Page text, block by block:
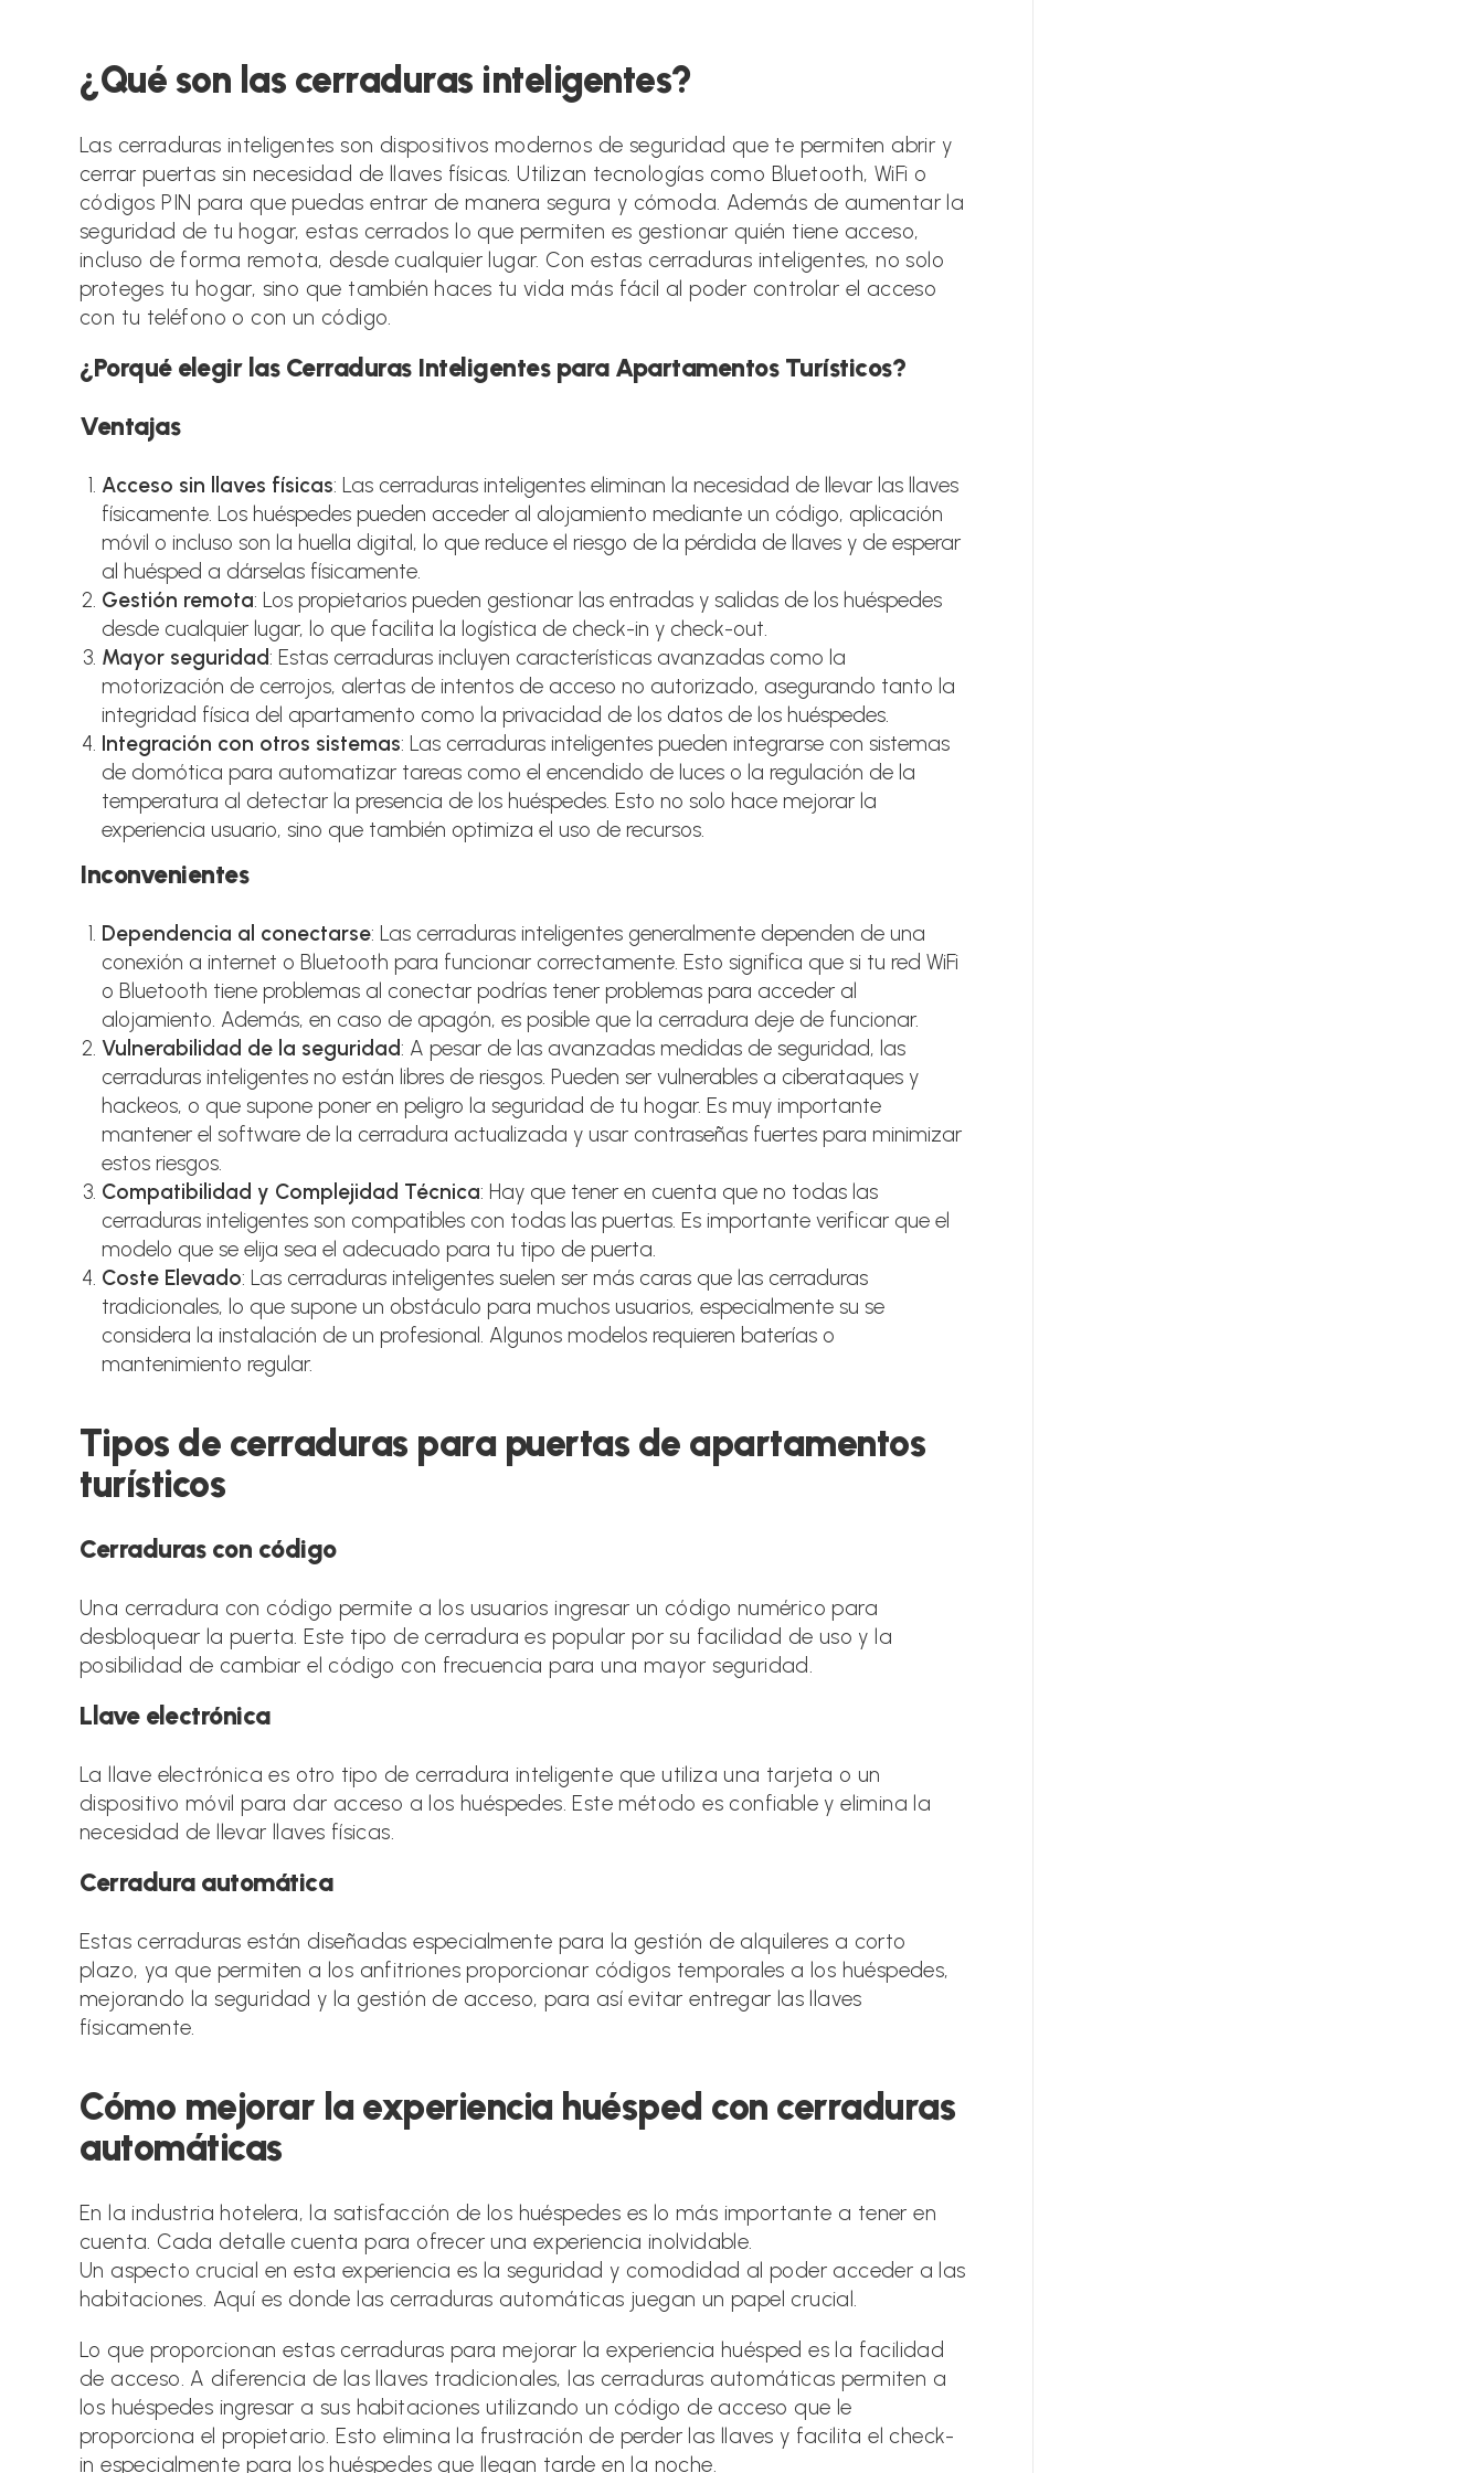
¿Qué son las cerraduras inteligentes?
Las cerraduras inteligentes son dispositivos modernos de seguridad que te permiten abrir y
cerrar puertas sin necesidad de llaves físicas. Utilizan tecnologías como Bluetooth, WiFi o
códigos PIN para que puedas entrar de manera segura y cómoda. Además de aumentar la
seguridad de tu hogar, estas cerrados lo que permiten es gestionar quién tiene acceso,
incluso de forma remota, desde cualquier lugar. Con estas cerraduras inteligentes, no solo
proteges tu hogar, sino que también haces tu vida más fácil al poder controlar el acceso
con tu teléfono o con un código.
¿Porqué elegir las Cerraduras Inteligentes para Apartamentos Turísticos?
Ventajas
Acceso sin llaves físicas: Las cerraduras inteligentes eliminan la necesidad de llevar las llaves
físicamente. Los huéspedes pueden acceder al alojamiento mediante un código, aplicación
móvil o incluso son la huella digital, lo que reduce el riesgo de la pérdida de llaves y de esperar
al huésped a dárselas físicamente.
Gestión remota: Los propietarios pueden gestionar las entradas y salidas de los huéspedes
desde cualquier lugar, lo que facilita la logística de check-in y check-out.
Mayor seguridad: Estas cerraduras incluyen características avanzadas como la
motorización de cerrojos, alertas de intentos de acceso no autorizado, asegurando tanto la
integridad física del apartamento como la privacidad de los datos de los huéspedes.
Integración con otros sistemas: Las cerraduras inteligentes pueden integrarse con sistemas
de domótica para automatizar tareas como el encendido de luces o la regulación de la
temperatura al detectar la presencia de los huéspedes. Esto no solo hace mejorar la
experiencia usuario, sino que también optimiza el uso de recursos.
Inconvenientes
Dependencia al conectarse: Las cerraduras inteligentes generalmente dependen de una
conexión a internet o Bluetooth para funcionar correctamente. Esto significa que si tu red WiFi
o Bluetooth tiene problemas al conectar podrías tener problemas para acceder al
alojamiento. Además, en caso de apagón, es posible que la cerradura deje de funcionar.
Vulnerabilidad de la seguridad: A pesar de las avanzadas medidas de seguridad, las
cerraduras inteligentes no están libres de riesgos. Pueden ser vulnerables a ciberataques y
hackeos, o que supone poner en peligro la seguridad de tu hogar. Es muy importante
mantener el software de la cerradura actualizada y usar contraseñas fuertes para minimizar
estos riesgos.
Compatibilidad y Complejidad Técnica: Hay que tener en cuenta que no todas las
cerraduras inteligentes son compatibles con todas las puertas. Es importante verificar que el
modelo que se elija sea el adecuado para tu tipo de puerta.
Coste Elevado: Las cerraduras inteligentes suelen ser más caras que las cerraduras
tradicionales, lo que supone un obstáculo para muchos usuarios, especialmente su se
considera la instalación de un profesional. Algunos modelos requieren baterías o
mantenimiento regular.
Tipos de cerraduras para puertas de apartamentos
turísticos
Cerraduras con código
Una cerradura con código permite a los usuarios ingresar un código numérico para
desbloquear la puerta. Este tipo de cerradura es popular por su facilidad de uso y la
posibilidad de cambiar el código con frecuencia para una mayor seguridad.
Llave electrónica
La llave electrónica es otro tipo de cerradura inteligente que utiliza una tarjeta o un
dispositivo móvil para dar acceso a los huéspedes. Este método es confiable y elimina la
necesidad de llevar llaves físicas.
Cerradura automática
Estas cerraduras están diseñadas especialmente para la gestión de alquileres a corto
plazo, ya que permiten a los anfitriones proporcionar códigos temporales a los huéspedes,
mejorando la seguridad y la gestión de acceso, para así evitar entregar las llaves
físicamente.
Cómo mejorar la experiencia huésped con cerraduras
automáticas
En la industria hotelera, la satisfacción de los huéspedes es lo más importante a tener en
cuenta. Cada detalle cuenta para ofrecer una experiencia inolvidable.
Un aspecto crucial en esta experiencia es la seguridad y comodidad al poder acceder a las
habitaciones. Aquí es donde las cerraduras automáticas juegan un papel crucial.
Lo que proporcionan estas cerraduras para mejorar la experiencia huésped es la facilidad
de acceso. A diferencia de las llaves tradicionales, las cerraduras automáticas permiten a
los huéspedes ingresar a sus habitaciones utilizando un código de acceso que le
proporciona el propietario. Esto elimina la frustración de perder las llaves y facilita el check-
in especialmente para los huéspedes que llegan tarde en la noche.